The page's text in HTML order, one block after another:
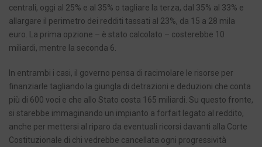
centrali, oggi al 25% e al 35% o tagliare la terza, dal 35% al 33% e
allargare il perimetro dei redditi tassati al 23%, da 15 a 28 mila
euro. La prima opzione – è stato calcolato – costerebbe 10
miliardi, mentre la seconda 6.
In entrambi i casi, il governo pensa di racimolare le risorse per
finanziarle tagliando la giungla di detrazioni e deduzioni che conta
più di 600 voci e che allo Stato costa 165 miliardi. Su questo fronte,
si starebbe immaginando un impianto a forfait legato al reddito,
anche per mettersi al riparo da eventuali ricorsi davanti alla Corte
Costituzionale di chi vedrebbe cancellata ogni progressività